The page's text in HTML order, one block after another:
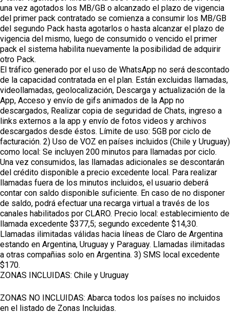
una vez agotados los MB/GB o alcanzado el plazo de vigencia
del primer pack contratado se comienza a consumir los MB/GB
del segundo Pack hasta agotarlos o hasta alcanzar el plazo de
vigencia del mismo, luego de consumido o vencido el primer
pack el sistema habilita nuevamente la posibilidad de adquirir
otro Pack.
El tráfico generado por el uso de WhatsApp no será descontado
de la capacidad contratada en el plan. Están excluidas llamadas,
videollamadas, geolocalización, Descarga y actualización de la
App, Acceso y envío de gifs animados de la App no
descargados, Realizar copia de seguridad de Chats, ingreso a
links externos a la app y envío de fotos videos y archivos
descargados desde éstos. Límite de uso: 5GB por ciclo de
facturación. 2) Uso de VOZ en países incluidos (Chile y Uruguay)
como local: Se incluyen 200 minutos para llamadas por ciclo.
Una vez consumidos, las llamadas adicionales se descontarán
del crédito disponible a precio excedente local. Para realizar
llamadas fuera de los minutos incluidos, el usuario deberá
contar con saldo disponible suficiente. En caso de no disponer
de saldo, podrá efectuar una recarga virtual a través de los
canales habilitados por CLARO. Precio local: establecimiento de
llamada excedente $377,5; segundo excedente $14,30.
Llamadas ilimitadas válidas hacia líneas de Claro de Argentina
estando en Argentina, Uruguay y Paraguay. Llamadas ilimitadas
a otras compañias solo en Argentina. 3) SMS local excedente
$170.
ZONAS INCLUIDAS: Chile y Uruguay
ZONAS NO INCLUIDAS: Abarca todos los países no incluidos
en el listado de Zonas Incluidas.